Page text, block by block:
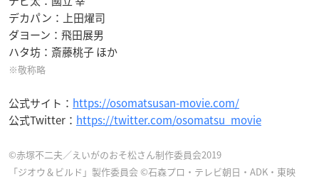
デカパン：上田燿司
ダヨーン：飛田展男
ハタ坊：斎藤桃子 ほか
※敬称略
公式サイト： https://osomatsusan-movie.com/
公式Twitter： https://twitter.com/osomatsu_movie
©赤塚不二夫／えいがのおそ松さん制作委員会2019
「ジオウ＆ビルド」製作委員会 ©石森プロ・テレビ朝日・ADK・東映